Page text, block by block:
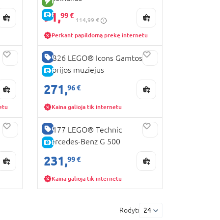
E-KAINA
91,99 €
114,99 €
Perkant papildomą prekę internetu
GERA KAINA
E-KAINA
10326 LEGO® Icons Gamtos
istorijos muziejus
271,96 €
Kaina galioja tik internetu
GERA KAINA
E-KAINA
42177 LEGO® Technic
Mercedes-Benz G 500
231,99 €
Kaina galioja tik internetu
Rodyti 24